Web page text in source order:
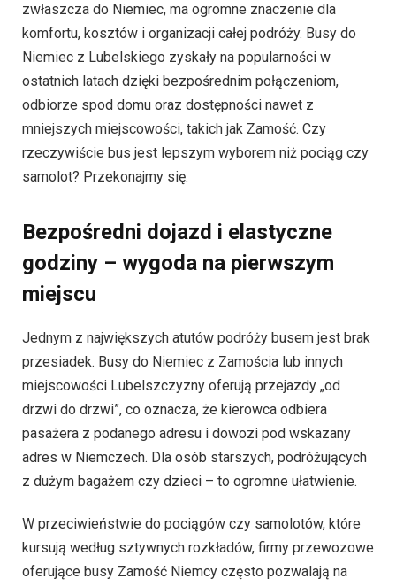
zwłaszcza do Niemiec, ma ogromne znaczenie dla
komfortu, kosztów i organizacji całej podróży. Busy do
Niemiec z Lubelskiego zyskały na popularności w
ostatnich latach dzięki bezpośrednim połączeniom,
odbiorze spod domu oraz dostępności nawet z
mniejszych miejscowości, takich jak Zamość. Czy
rzeczywiście bus jest lepszym wyborem niż pociąg czy
samolot? Przekonajmy się.
Bezpośredni dojazd i elastyczne
godziny – wygoda na pierwszym
miejscu
Jednym z największych atutów podróży busem jest brak
przesiadek. Busy do Niemiec z Zamościa lub innych
miejscowości Lubelszczyzny oferują przejazdy „od
drzwi do drzwi”, co oznacza, że kierowca odbiera
pasażera z podanego adresu i dowozi pod wskazany
adres w Niemczech. Dla osób starszych, podróżujących
z dużym bagażem czy dzieci – to ogromne ułatwienie.
W przeciwieństwie do pociągów czy samolotów, które
kursują według sztywnych rozkładów, firmy przewozowe
oferujące busy Zamość Niemcy często pozwalają na